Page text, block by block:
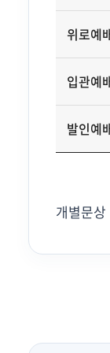
위로예
입관예
발인예
개별문상